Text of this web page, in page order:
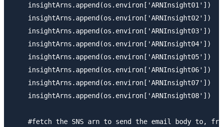
    insightArns.append(os.environ['ARNInsight01'])
    insightArns.append(os.environ['ARNInsight02'])
    insightArns.append(os.environ['ARNInsight03'])
    insightArns.append(os.environ['ARNInsight04'])
    insightArns.append(os.environ['ARNInsight05'])
    insightArns.append(os.environ['ARNInsight06'])
    insightArns.append(os.environ['ARNInsight07'])
insightArns.append(os.environ['ARNInsight08']) 　
#fetch the SNS arn to send the email body to,